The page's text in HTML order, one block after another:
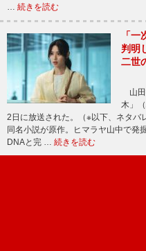
… 続きを読む
「
判明
二世
山田
木」
2日に放送された。（※以下、ネタ
同名小説が原作。ヒマラヤ山中で発
DNAと完 … 続きを読む